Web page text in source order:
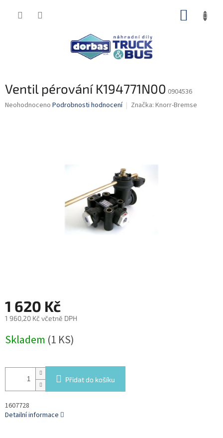
Ventil pérování K194771N00 0904536
Průměrné
Neohodnoceno Podrobnosti hodnocení Značka: Knorr-Bremse
1 620 Kč
1 960,20 Kč včetně DPH
cena:
Skladem (1 KS)
Přidat do košíku
1607728
Detailní informace